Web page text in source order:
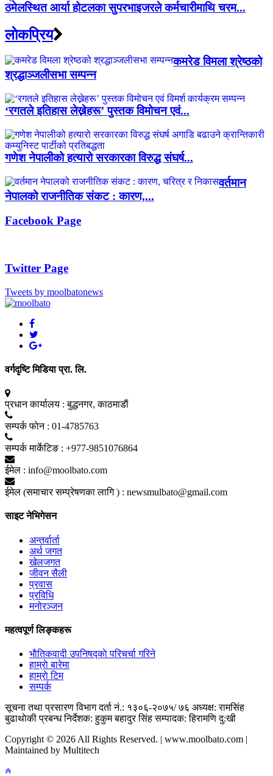
ठमेलस्थित आर्या होटलका सुपरभाइजरले कर्मचारीमाथि चरम...
लाेकप्रिय
कमरेड विमला श्रेष्ठको
श्रद्धाञ्जलीसभा सम्पन्न
‘रगतले इतिहास लेख्नेहरू’ पुस्तक विमोचन एवं...
गणेश नेपालीको हत्यारो सरकारका विरुद्ध संघर्ष...
वर्तमान
नेपालको राजनीतिक संकट : कारण,...
Facebook Page
Twitter Page
Tweets by moolbatonews
वर्गदृष्टि मिडिया प्रा. लि.
प्रधान कार्यालय : बुद्धनगर, काठमाडाैं
सम्पर्क फाेन : 01-4785763
सम्पर्क मार्केटिङ : +977-9851076864
ईमेल : info@moolbato.com
ईमेल (समाचार सम्प्रेषणका लागि ) : newsmulbato@gmail.com
साइट नेभिगेसन
अन्तर्वार्ता
अर्थ जगत
खेलजगत
जीवन सैली
प्रवास
प्रविधि
मनोरञ्जन
महत्वपूर्ण लिङ्कहरू
भाैतिकवादी उपनिषद्काे परिचर्चा गरिने
हाम्राे बारेमा
हाम्राे टिम
सम्पर्क
सूचना तथा प्रसारण विभाग दर्ता नं.: १३०६-२०७५/ ७६ अध्यक्ष: रामसिंह
बुढाथाेकी प्रबन्ध निर्देशक: हुकुम बहादुर सिंह सम्पादक: हिरामणि दु:खी
Copyright © 2026 All Rights Reserved. | www.moolbato.com |
Maintained by Multitech